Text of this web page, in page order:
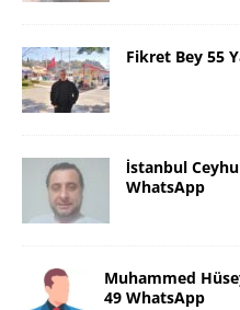
Fikret Bey 55
İstanbul
WhatsApp
Muhammed
49 WhatsApp